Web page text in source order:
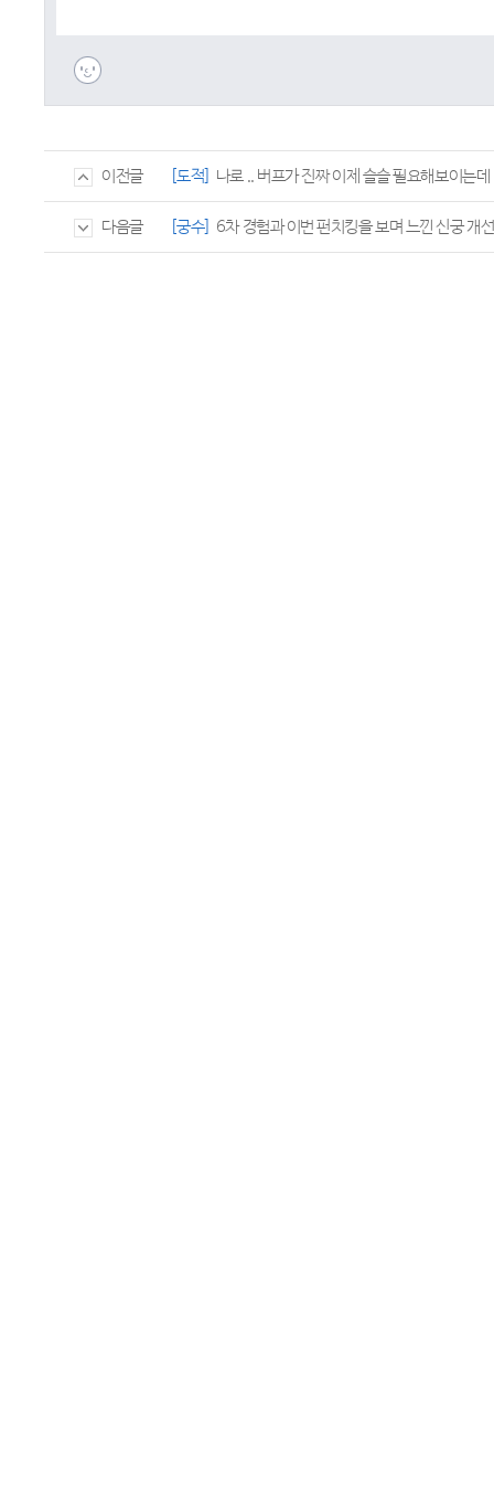
이전글 [도적] 나로 .. 버프가 진짜 이제 슬슬 필요해보이는데
다음글 [궁수] 6차 경험과 이번 펀치킹을 보며 느낀 신궁 개